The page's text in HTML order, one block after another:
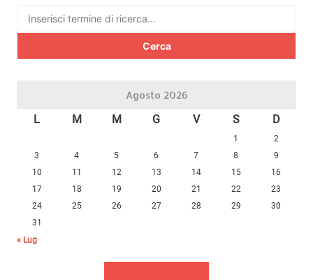
Ricerca
Agosto 2026
L M M G V S D
1
2
3
4 5 6 7 8
9
10
11 12 13 14 15
16
17
18 19 20 21 22
23
24
25 26 27 28 29
30
31
« Lug